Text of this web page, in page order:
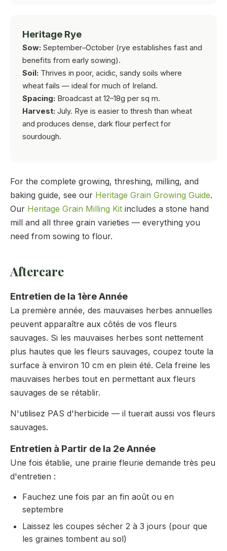
Heritage Rye
Sow: September–October (rye establishes fast and
benefits from early sowing).
Soil: Thrives in poor, acidic, sandy soils where
wheat fails — ideal for much of Ireland.
Spacing: Broadcast at 12–18g per sq m.
Harvest: July. Rye is easier to thresh than wheat
and produces dense, dark flour perfect for
sourdough.
For the complete growing, threshing, milling, and
baking guide, see our Heritage Grain Growing Guide.
Our Heritage Grain Milling Kit includes a stone hand
mill and all three grain varieties — everything you
need from sowing to flour.
Aftercare
Entretien de la 1ère Année
La première année, des mauvaises herbes annuelles
peuvent apparaître aux côtés de vos fleurs
sauvages. Si les mauvaises herbes sont nettement
plus hautes que les fleurs sauvages, coupez toute la
surface à environ 10 cm en plein été. Cela freine les
mauvaises herbes tout en permettant aux fleurs
sauvages de se rétablir.
N'utilisez PAS d'herbicide — il tuerait aussi vos fleurs
sauvages.
Entretien à Partir de la 2e Année
Une fois établie, une prairie fleurie demande très peu
d'entretien :
Fauchez une fois par an fin août ou en
septembre
Laissez les coupes sécher 2 à 3 jours (pour que
les graines tombent au sol)